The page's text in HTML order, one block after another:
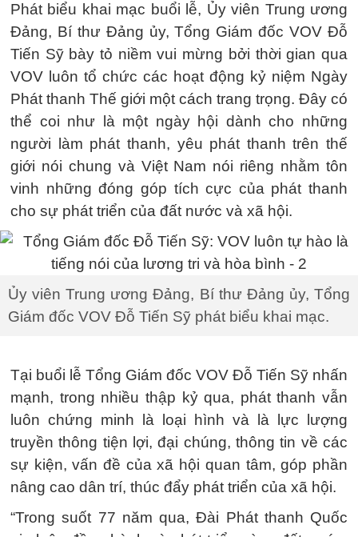
Phát biểu khai mạc buổi lễ, Ủy viên Trung ương
Đảng, Bí thư Đảng ủy, Tổng Giám đốc VOV Đỗ
Tiến Sỹ bày tỏ niềm vui mừng bởi thời gian qua
VOV luôn tổ chức các hoạt động kỷ niệm Ngày
Phát thanh Thế giới một cách trang trọng. Đây có
thể coi như là một ngày hội dành cho những
người làm phát thanh, yêu phát thanh trên thế
giới nói chung và Việt Nam nói riêng nhằm tôn
vinh những đóng góp tích cực của phát thanh
cho sự phát triển của đất nước và xã hội.
Ủy viên Trung ương Đảng, Bí thư Đảng ủy, Tổng
Giám đốc VOV Đỗ Tiến Sỹ phát biểu khai mạc.
Tại buổi lễ Tổng Giám đốc VOV Đỗ Tiến Sỹ nhấn
mạnh, trong nhiều thập kỷ qua, phát thanh vẫn
luôn chứng minh là loại hình và là lực lượng
truyền thông tiện lợi, đại chúng, thông tin về các
sự kiện, vấn đề của xã hội quan tâm, góp phần
nâng cao dân trí, thúc đẩy phát triển của xã hội.
“Trong suốt 77 năm qua, Đài Phát thanh Quốc